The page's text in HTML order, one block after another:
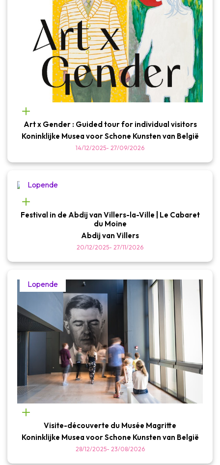
Art x Gender : Guided tour for individual visitors
Koninklijke Musea voor Schone Kunsten van België
14/12/2025- 27/09/2026
Festival in de Abdij van Villers-la-Ville | Le Cabaret
du Moine
Abdij van Villers
20/12/2025- 27/11/2026
Lopende
Visite-découverte du Musée Magritte
Koninklijke Musea voor Schone Kunsten van België
28/12/2025- 23/08/2026
Lopende